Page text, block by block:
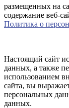
размещенных на
содержание веб-
Политика о
Настоящий сайт
данных, а также
использованием
сайта, вы
персональных
данных.